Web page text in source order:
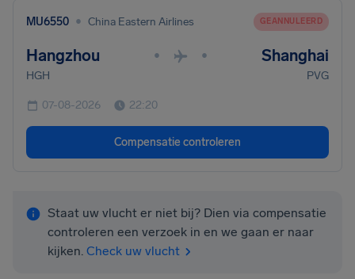
MU6550 • China Eastern Airlines GEANNULEERD
Hangzhou • • Shanghai
HGH PVG
07-08-2026 22:20
Compensatie controleren
Staat uw vlucht er niet bij? Dien via compensatie
controleren een verzoek in en we gaan er naar
kijken. Check uw vlucht